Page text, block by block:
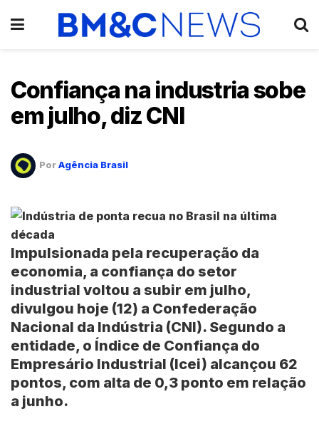
Confiança na industria sobe
em julho, diz CNI
PorAgência Brasil
Impulsionada pela recuperação da
economia, a confiança do setor
industrial voltou a subir em julho,
divulgou hoje (12) a Confederação
Nacional da Indústria (CNI). Segundo a
entidade, o Índice de Confiança do
Empresário Industrial (Icei) alcançou 62
pontos, com alta de 0,3 ponto em relação
a junho.